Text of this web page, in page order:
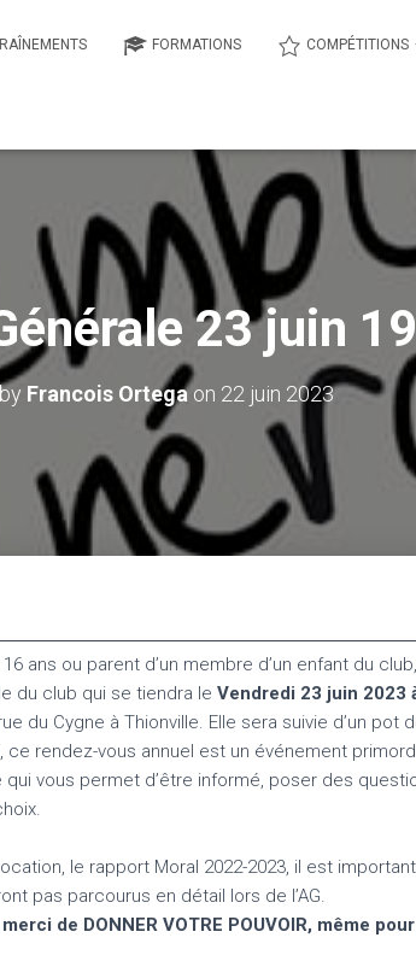
FORMATIONS COMPÉTITIONS
23 juin
Francois Ortegaon 22 juin 2023
ans ou parent d’un membre d’un enfant du
du club qui se tiendra le Vendredi 23 juin 2023
du Cygne à Thionville. Elle sera suivie d’un pot
rendez-vous annuel est un événement
vous permet d’être informé, poser des
le rapport Moral 2022-2023, il est
pas parcourus en détail lors de l’AG.
de DONNER VOTRE POUVOIR, même